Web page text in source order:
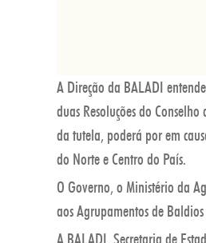
A Direção da BALADI
duas Resoluções do
da tutela, poderá por em
do Norte e Centro do País.
O Governo, o Ministério da
aos Agrupamentos de
A BALADI, Secretaria de